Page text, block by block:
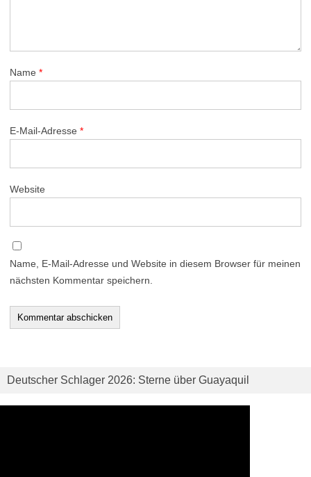
Name *
E-Mail-Adresse *
Website
Name, E-Mail-Adresse und Website in diesem Browser für meinen
nächsten Kommentar speichern.
Deutscher Schlager 2026: Sterne über Guayaquil